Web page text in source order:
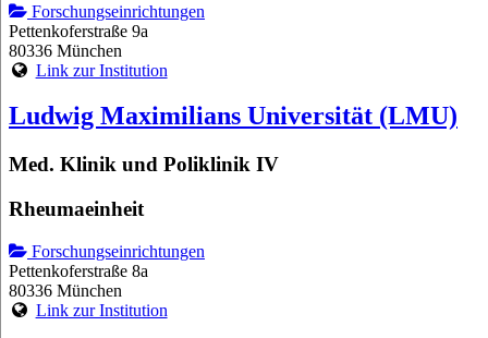
Forschungseinrichtungen
Pettenkoferstraße 9a
80336 München
Link zur Institution
Ludwig Maximilians Universität (LMU)
Med. Klinik und Poliklinik IV
Rheumaeinheit
Forschungseinrichtungen
Pettenkoferstraße 8a
80336 München
Link zur Institution